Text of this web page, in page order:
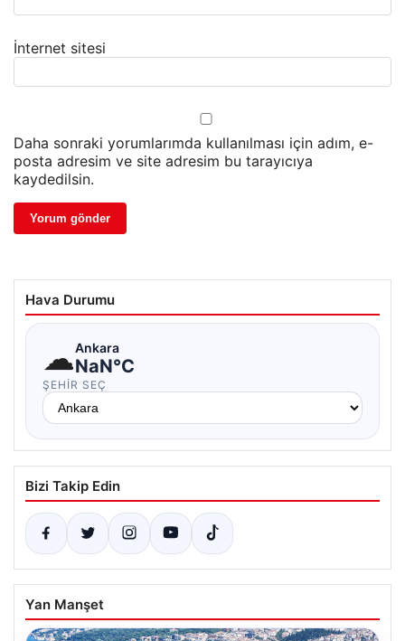
İnternet sitesi
Daha sonraki yorumlarımda kullanılması için adım, e-
posta adresim ve site adresim bu tarayıcıya
kaydedilsin.
Hava Durumu
☁Ankara
NaN°C
ŞEHIR SEÇ
Bizi Takip Edin
Yan Manşet